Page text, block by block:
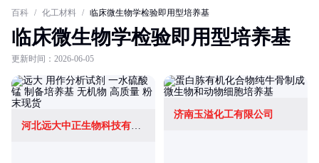
百科 / 化工材料 / 临床微生物学检验即用型培养基
临床微生物学检验即用型培养基
更新时间：2026-06-05
河北远大中正生物科技有限公司
济南玉溢化工有限公司